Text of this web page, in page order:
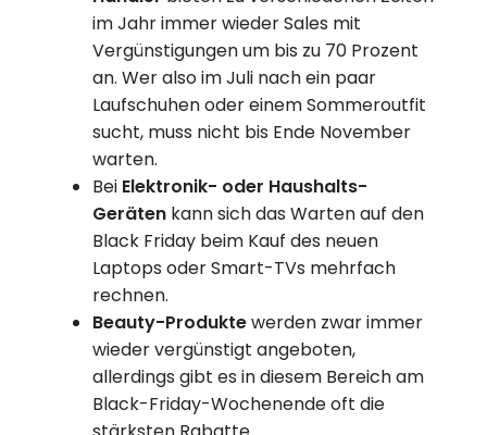
im Jahr immer wieder Sales mit
Vergünstigungen um bis zu 70 Prozent
an. Wer also im Juli nach ein paar
Laufschuhen oder einem Sommeroutfit
sucht, muss nicht bis Ende November
warten.
Bei Elektronik- oder Haushalts-
Geräten kann sich das Warten auf den
Black Friday beim Kauf des neuen
Laptops oder Smart-TVs mehrfach
rechnen.
Beauty-Produktewerden zwar immer
wieder vergünstigt angeboten,
allerdings gibt es in diesem Bereich am
Black-Friday-Wochenende oft die